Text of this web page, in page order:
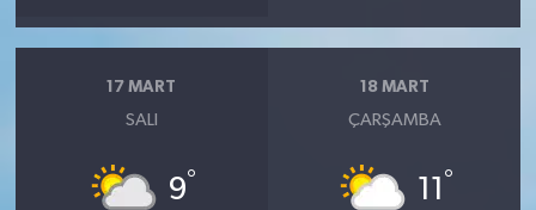
17 MART
SALI
9°
18 MART
ÇARŞAMBA
11 °